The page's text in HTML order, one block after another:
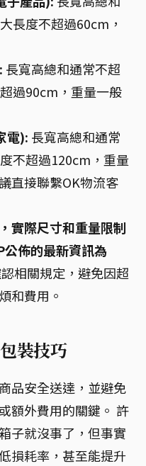
長度不超過60cm，
長寬高總和通常不超
過90cm，重量一般
電): 長寬高總和通常
不超過120cm，重量
直接聯繫OK物流客
實際尺寸和重量限制
佈的最新資訊為
相關規定，避免因超
和費用。
裝技巧
品安全送達，並避免
額外費用的關鍵。 許
子就沒事了，但事實
損耗率，甚至能提升